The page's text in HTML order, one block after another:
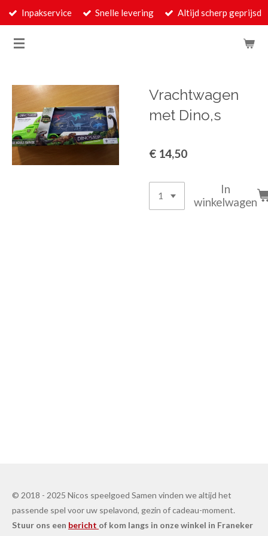
Ga
naar
Inpakservice Snelle levering Altijd scherp geprijsd
Vrachtwagen
met Dino,s
€ 14,50
In
winkelwagen
© 2018 - 2025 Nicos speelgoed Samen vinden we altijd het
passende spel voor uw spelavond, gezin of cadeau-moment.
Stuur ons een bericht of kom langs in onze winkel in Franeker